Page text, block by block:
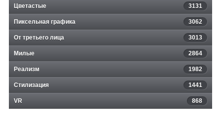
Цветастые 3131
Пиксельная графика 3062
От третьего лица 3013
Милые 2864
Реализм 1982
Стилизация 1441
VR 868